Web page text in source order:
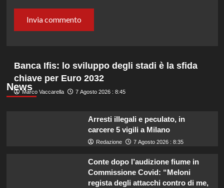
News
Banca Ifis: lo sviluppo degli stadi è la sfida
chiave per Euro 2032
Marco Vaccarella 7 Agosto 2026 : 8:45
Arresti illegali e peculato, in
carcere 5 vigili a Milano
Redazione 7 Agosto 2026 : 8:35
Conte dopo l’audizione fiume in
Commissione Covid: “Meloni
regista degli attacchi contro di me,